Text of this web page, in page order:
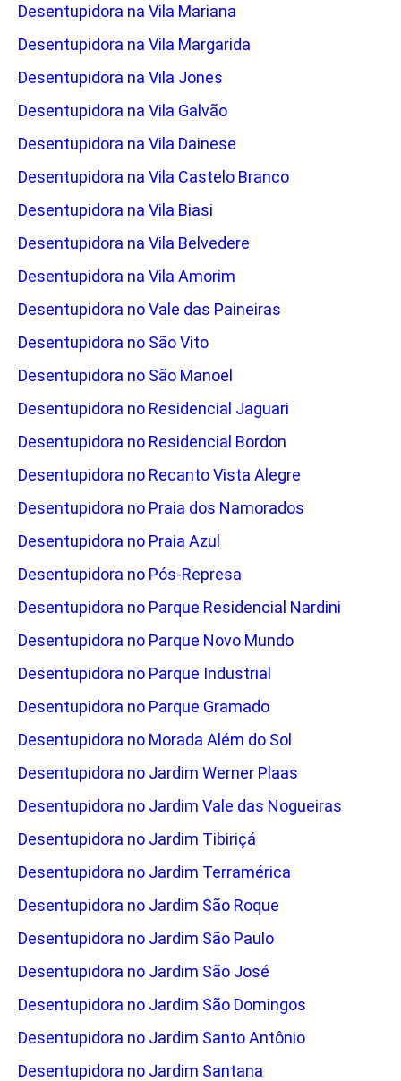
Desentupidora na Vila Mariana
Desentupidora na Vila Margarida
Desentupidora na Vila Jones
Desentupidora na Vila Galvão
Desentupidora na Vila Dainese
Desentupidora na Vila Castelo Branco
Desentupidora na Vila Biasi
Desentupidora na Vila Belvedere
Desentupidora na Vila Amorim
Desentupidora no Vale das Paineiras
Desentupidora no São Vito
Desentupidora no São Manoel
Desentupidora no Residencial Jaguari
Desentupidora no Residencial Bordon
Desentupidora no Recanto Vista Alegre
Desentupidora no Praia dos Namorados
Desentupidora no Praia Azul
Desentupidora no Pós-Represa
Desentupidora no Parque Residencial Nardini
Desentupidora no Parque Novo Mundo
Desentupidora no Parque Industrial
Desentupidora no Parque Gramado
Desentupidora no Morada Além do Sol
Desentupidora no Jardim Werner Plaas
Desentupidora no Jardim Vale das Nogueiras
Desentupidora no Jardim Tibiriçá
Desentupidora no Jardim Terramérica
Desentupidora no Jardim São Roque
Desentupidora no Jardim São Paulo
Desentupidora no Jardim São José
Desentupidora no Jardim São Domingos
Desentupidora no Jardim Santo Antônio
Desentupidora no Jardim Santana